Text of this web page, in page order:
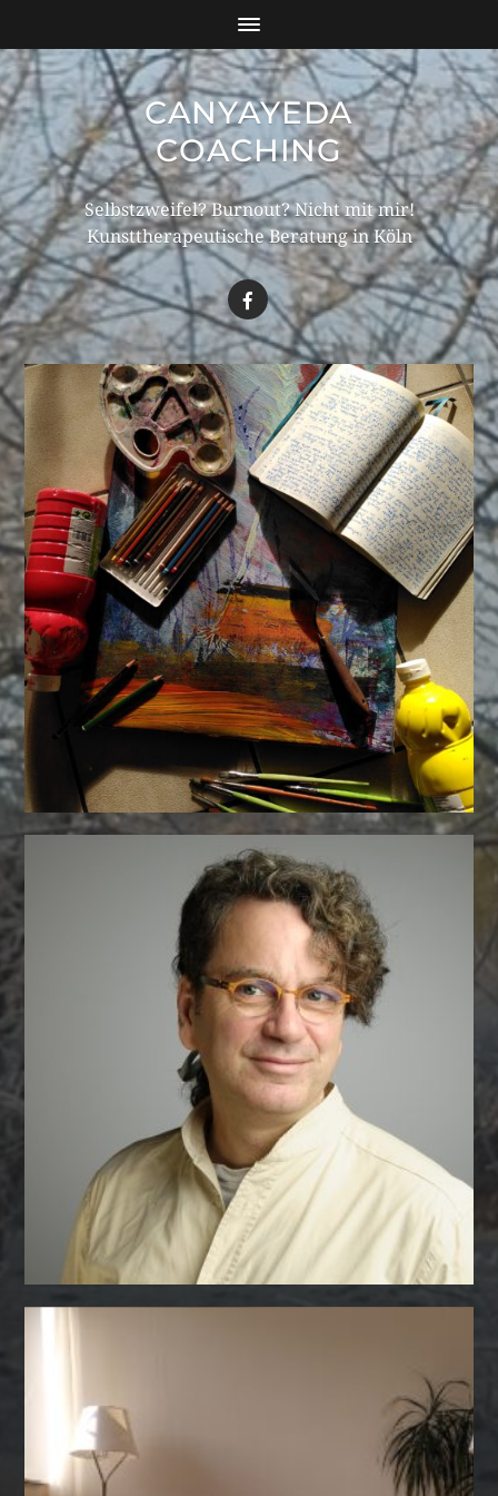
CANYAYEDA
COACHING
Selbstzweifel? Burnout? Nicht mit mir!
Kunsttherapeutische Beratung in Köln